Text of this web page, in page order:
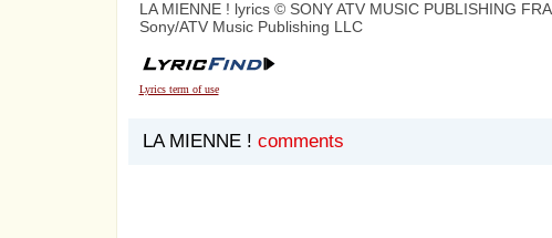
LA MIENNE ! lyrics © SONY ATV MUSIC PUBLISHING
Sony/ATV Music Publishing LLC
Lyrics term of use
LA MIENNE ! comments